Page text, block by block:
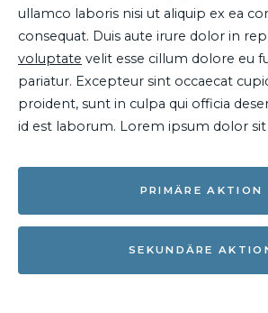
ullamco laboris nisi ut aliquip ex ea
consequat. Duis aute irure dolor in
voluptate velit esse cillum dolore eu
pariatur. Excepteur sint occaecat
proident, sunt in culpa qui officia
id est laborum. Lorem ipsum dolor
PRIMÄRE AKTION
SEKUNDÄRE